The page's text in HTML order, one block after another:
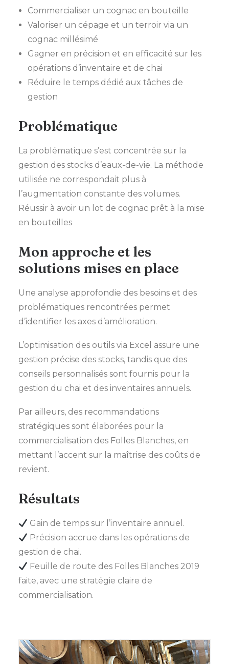
Commercialiser un cognac en bouteille
Valoriser un cépage et un terroir via un
cognac millésimé
Gagner en précision et en efficacité sur les
opérations d’inventaire et de chai
Réduire le temps dédié aux tâches de
gestion
Problématique
La problématique s’est concentrée sur la
gestion des stocks d’eaux-de-vie. La méthode
utilisée ne correspondait plus à
l’augmentation constante des volumes.
Réussir à avoir un lot de cognac prêt à la mise
en bouteilles
Mon approche et les
solutions mises en place
Une analyse approfondie des besoins et des
problématiques rencontrées permet
d’identifier les axes d’amélioration.
L’optimisation des outils via Excel assure une
gestion précise des stocks, tandis que des
conseils personnalisés sont fournis pour la
gestion du chai et des inventaires annuels.
Par ailleurs, des recommandations
stratégiques sont élaborées pour la
commercialisation des Folles Blanches, en
mettant l’accent sur la maîtrise des coûts de
revient.
Résultats
Gain de temps sur l’inventaire annuel.
Précision accrue dans les opérations de
gestion de chai.
Feuille de route des Folles Blanches 2019
faite, avec une stratégie claire de
commercialisation.